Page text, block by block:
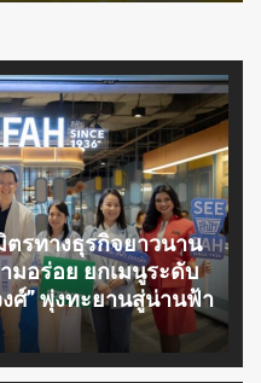
บเคลื่อนอุตสาหกรรมไทย หนุน
ก้าวกระโดด โตไปด้วยกัน สู่
INDUSTRY
เดินหน้าหนุน MONEY EXPO
Bangkok เข้าถึงแหล่งทุน
เสริมสร้างโอกาสทางการ
ก่ผู้ประกอบการ SME
ตรทางธุรกิจยาวนาน
มอร่อย ยกเมนูระดับ
ศ์” พุ่งทะยานสู่น่านฟ้า